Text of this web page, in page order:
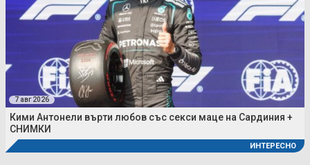
7 авг 2026
Кими Антонели върти любов със секси маце на Сардиния +
СНИМКИ
ИНТЕРЕСНО